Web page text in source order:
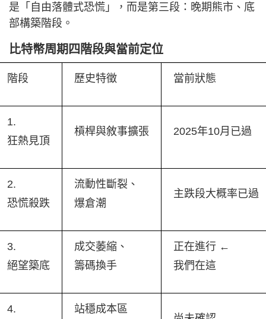
是「自由落體式恐慌」，而是第三段：晚期熊市、底
部構築階段。
比特幣周期四階段與當前定位
階段 歷史特徵 當前狀態
1.
狂熱見頂
槓桿與敘事擴張 2025年10月已過
2.
恐慌殺跌
流動性斷裂、
爆倉潮
主跌段大概率已過
3.
絕望築底
成交萎縮、
籌碼換手
正在進行 ←
我們在這
4.
站穩成本區